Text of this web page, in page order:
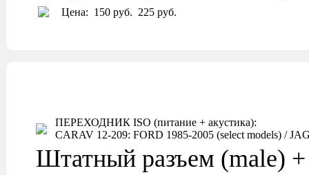
Цена: 150 руб. 225 руб.
ПЕРЕХОДНИК ISO (питание + акустика):
CARAV 12-209: FORD 1985-2005 (select models) /
Штатный разъем (male)